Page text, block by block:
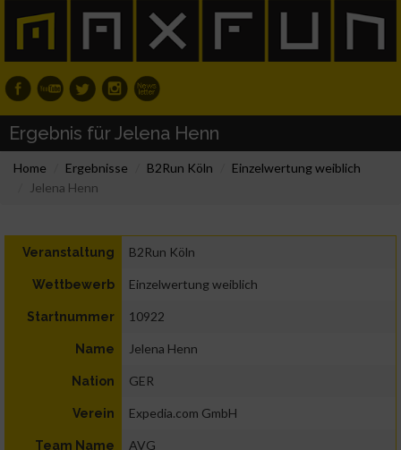
Ergebnis für Jelena Henn
Home Ergebnisse B2Run Köln
Einzelwertung weiblich
Jelena Henn
Veranstaltung B2Run Köln
Wettbewerb Einzelwertung weiblich
Startnummer 10922
Name Jelena Henn
Nation GER
Verein Expedia.com GmbH
Team Name AVG